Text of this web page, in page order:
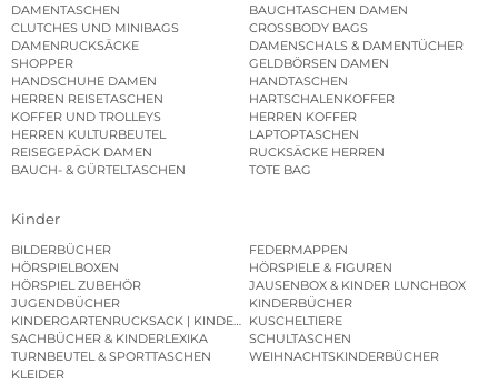
DAMENTASCHEN
BAUCHTASCHEN DAMEN
CLUTCHES UND MINIBAGS
CROSSBODY BAGS
DAMENRUCKSÄCKE
DAMENSCHALS & DAMENTÜCHER
SHOPPER
GELDBÖRSEN DAMEN
HANDSCHUHE DAMEN
HANDTASCHEN
HERREN REISETASCHEN
HARTSCHALENKOFFER
KOFFER UND TROLLEYS
HERREN KOFFER
HERREN KULTURBEUTEL
LAPTOPTASCHEN
REISEGEPÄCK DAMEN
RUCKSÄCKE HERREN
BAUCH- & GÜRTELTASCHEN
TOTE BAG
Kinder
BILDERBÜCHER
FEDERMAPPEN
HÖRSPIELBOXEN
HÖRSPIELE & FIGUREN
HÖRSPIEL ZUBEHÖR
JAUSENBOX & KINDER LUNCHBOX
JUGENDBÜCHER
KINDERBÜCHER
KINDERGARTENRUCKSACK | KINDERGARTENBEUTEL
KUSCHELTIERE
SACHBÜCHER & KINDERLEXIKA
SCHULTASCHEN
TURNBEUTEL & SPORTTASCHEN
WEIHNACHTSKINDERBÜCHER
KLEIDER